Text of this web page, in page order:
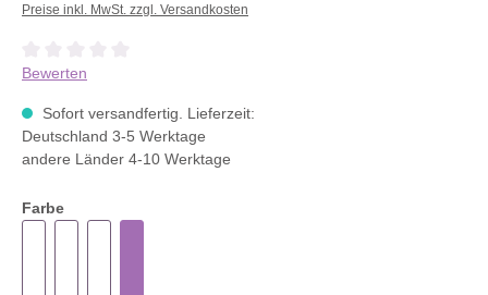
Preise inkl. MwSt. zzgl. Versandkosten
Durchschnittliche Bewertung von 0 von 5 Sternen
Bewerten
Sofort versandfertig. Lieferzeit:
Deutschland 3-5 Werktage
andere Länder 4-10 Werktage
Farbe